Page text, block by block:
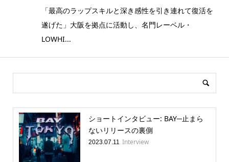
「最高のラップスキルと深き感性を引き連れて復活を
遂げた」大阪を拠点に活動し、名門レーベル・
LOWHI...
ショートインタビュー: BAY─止まら
ないリリースの裏側
2023.07.11 Interview